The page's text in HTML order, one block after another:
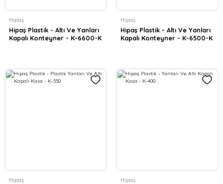
Hipaş
Hipaş Plastik - Altı Ve Yanları
Kapalı Konteyner - K-6600-K
Hipaş
Hipaş Plastik - Altı Ve Yanları
Kapalı Konteyner - K-6500-K
Hipaş Hipaş